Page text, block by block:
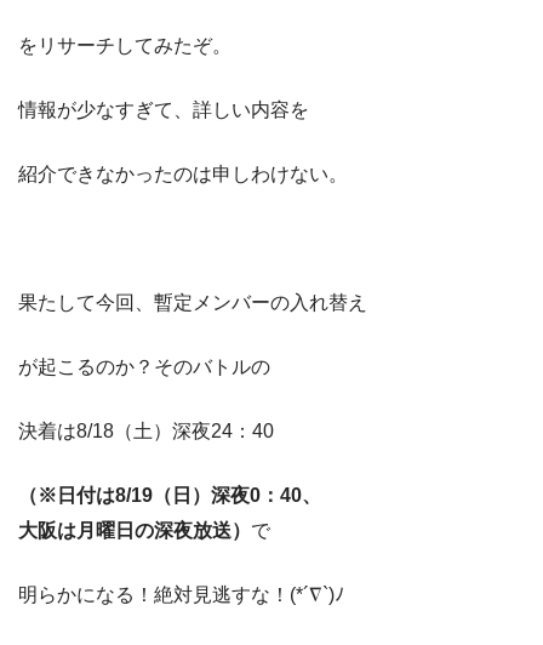
をリサーチしてみたぞ。
情報が少なすぎて、詳しい内容を
紹介できなかったのは申しわけない。
果たして今回、暫定メンバーの入れ替え
が起こるのか？そのバトルの
決着は8/18（土）深夜24：40
（※日付は8/19（日）深夜0：40、
大阪は月曜日の深夜放送） で
明らかになる！絶対見逃すな！(*´∇`)ﾉ